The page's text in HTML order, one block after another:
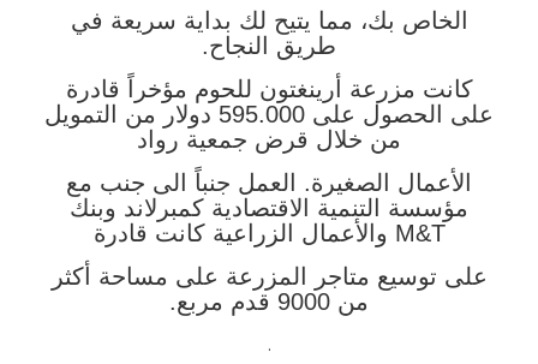
الخاص بك، مما يتيح لك بداية سريعة في
طريق النجاح.
كانت مزرعة أرينغتون للحوم مؤخراً قادرة
على الحصول على 595.000 دولار من التمويل
من خلال قرض جمعية رواد
الأعمال الصغيرة. العمل جنباً الى جنب مع
مؤسسة التنمية الاقتصادية كمبرلاند وبنك
M&T والأعمال الزراعية كانت قادرة
على توسيع متاجر المزرعة على مساحة أكثر
من 9000 قدم مربع.
.